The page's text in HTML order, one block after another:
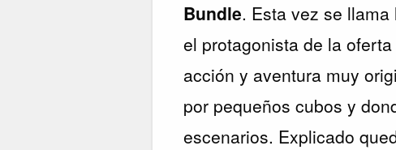
Bundle. Esta vez se llama
el protagonista de la
acción y aventura muy
por pequeños cubos y
escenarios. Explicado